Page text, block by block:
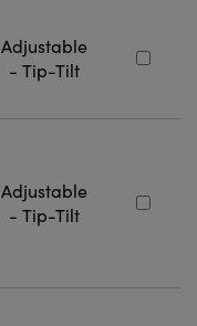
Adjustable
- Tip-Tilt
Adjustable
- Tip-Tilt